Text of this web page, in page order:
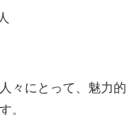
々にとって、魅力的
。